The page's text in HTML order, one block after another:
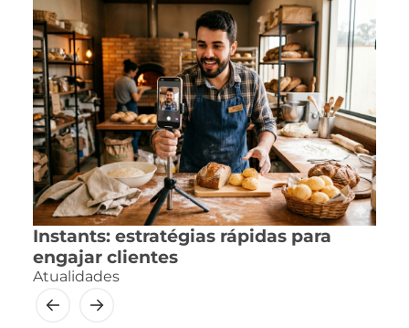
Instants: estratégias rápidas para
engajar clientes
Atualidades